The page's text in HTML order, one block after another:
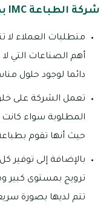
شركة الطباعة IMC بدبي
متطلبات العملاء لا
أهم الصناعات التي
دائما لوجود حلول
تعمل الشركة على
المطلوبة سواء كانت
حيث أنها تقوم
بالإضافة إلى توفير
ترويج بمستوى كبير
تتم لديها بصورة